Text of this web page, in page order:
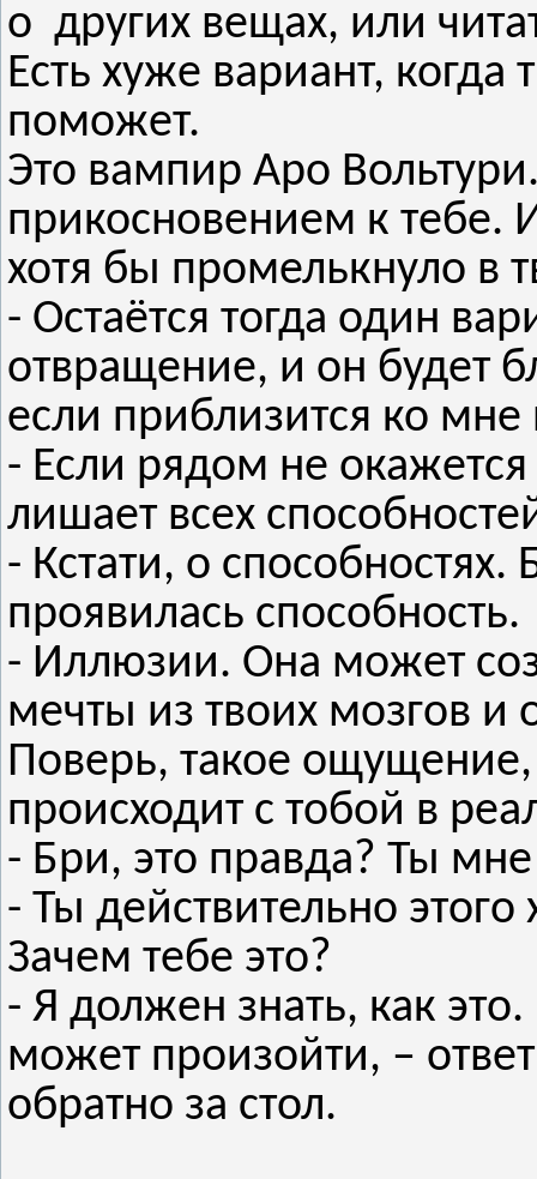
о других вещах, или
Есть хуже вариант,
поможет.
Это вампир Аро
прикосновением к тебе.
хотя бы промелькнуло в
- Остаётся тогда один
отвращение, и он будет
если приблизится ко
- Если рядом не
лишает всех
- Кстати, о способностях.
проявилась
- Иллюзии. Она может
мечты из твоих мозгов и
Поверь, такое ощущение,
происходит с тобой в
- Бри, это правда? Ты
- Ты действительно
Зачем тебе это?
- Я должен знать, как
может произойти, –
обратно за стол.